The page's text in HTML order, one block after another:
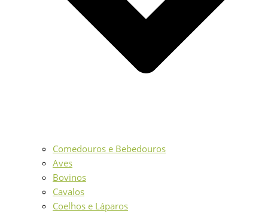
Comedouros e Bebedouros
Aves
Bovinos
Cavalos
Coelhos e Láparos